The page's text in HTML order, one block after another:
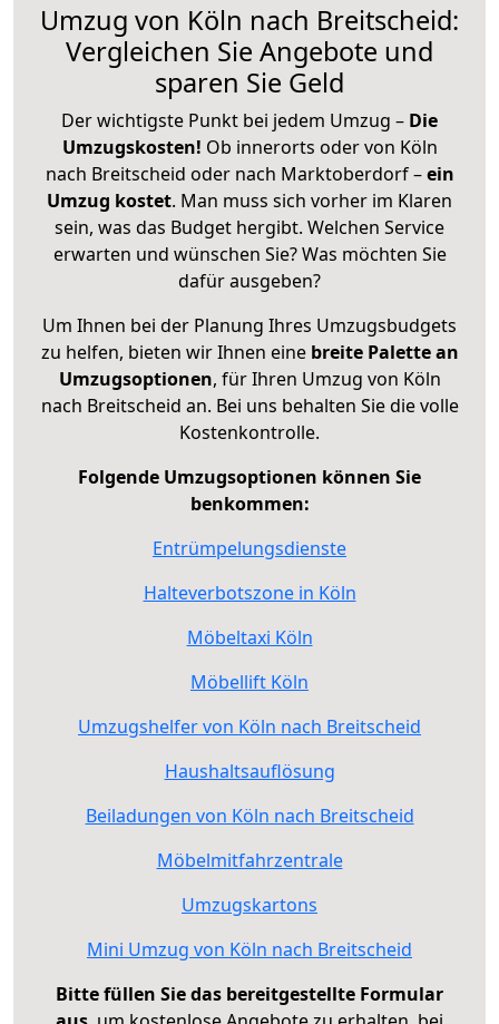
Umzug von Köln nach Breitscheid:
Vergleichen Sie Angebote und
sparen Sie Geld
Der wichtigste Punkt bei jedem Umzug – Die
Umzugskosten! Ob innerorts oder von Köln
nach Breitscheid oder nach Marktoberdorf –ein
Umzug kostet. Man muss sich vorher im Klaren
sein, was das Budget hergibt. Welchen Service
erwarten und wünschen Sie? Was möchten Sie
dafür ausgeben?
Um Ihnen bei der Planung Ihres Umzugsbudgets
zu helfen, bieten wir Ihnen eine breite Palette an
Umzugsoptionen, für Ihren Umzug von Köln
nach Breitscheid an. Bei uns behalten Sie die volle
Kostenkontrolle.
Folgende Umzugsoptionen können Sie
benkommen:
Entrümpelungsdienste
Halteverbotszone in Köln
Möbeltaxi Köln
Möbellift Köln
Umzugshelfer von Köln nach Breitscheid
Haushaltsauflösung
Beiladungen von Köln nach Breitscheid
Möbelmitfahrzentrale
Umzugskartons
Mini Umzug von Köln nach Breitscheid
Bitte füllen Sie das bereitgestellte Formular